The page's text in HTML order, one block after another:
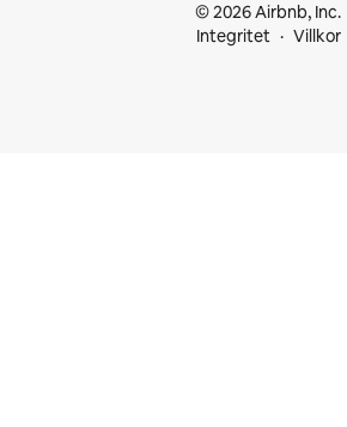
© 2026 Airbnb, Inc.
Integritet
Villkor